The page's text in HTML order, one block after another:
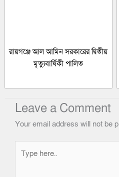
রায়গঞ্জে আল আমিন সরকারের দ্বিতীয়
মৃত্যুবার্ষিকী পালিত
Leave a Comment
Your email address will not be
here..